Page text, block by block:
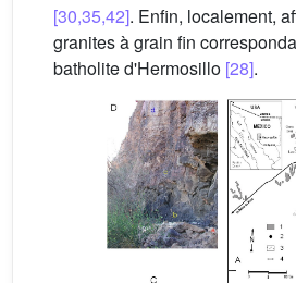
[30,35,42]. Enfin, localement,
granites à grain fin
batholite d'Hermosillo [28].